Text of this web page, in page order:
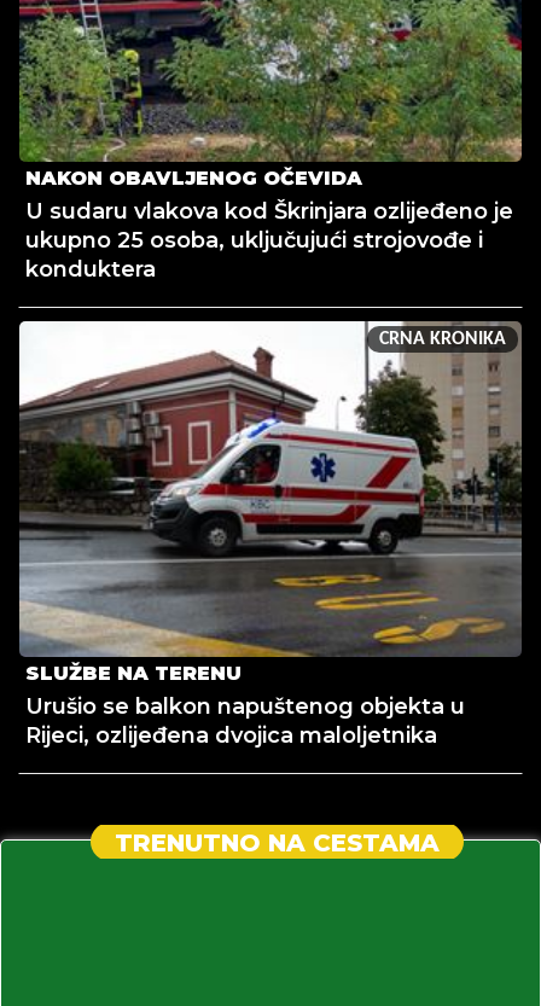
NAKON OBAVLJENOG OČEVIDA
U sudaru vlakova kod Škrinjara ozlijeđeno je
ukupno 25 osoba, uključujući strojovođe i
konduktera
CRNA KRONIKA
SLUŽBE NA TERENU
Urušio se balkon napuštenog objekta u
Rijeci, ozlijeđena dvojica maloljetnika
TRENUTNO NA CESTAMA